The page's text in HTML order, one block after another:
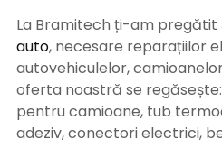
La Bramitech ți-am pregătit
auto, necesare reparațiilor
autovehiculelor,
oferta noastră se
pentru camioane, tub
adeziv, conectori electrici,